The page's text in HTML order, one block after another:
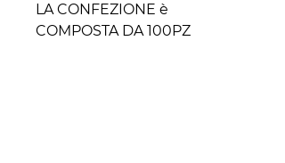
LA CONFEZIONE è
COMPOSTA DA 100PZ